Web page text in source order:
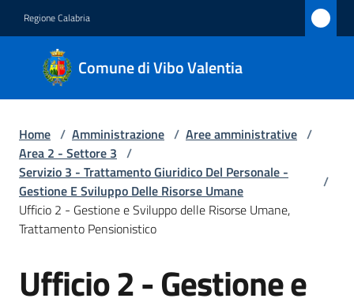
Regione Calabria
Comune di Vibo Valentia
Comune
di Vibo
Valentia
Amministrazione
Menu selezionato
Novità
Menu selezionato
Vivere
Home / Amministrazione / Aree amministrative /
Area 2 - Settore 3 /
Servizio 3 - Trattamento Giuridico Del Personale -
Gestione E Sviluppo Delle Risorse Umane
/
Ufficio 2 - Gestione e Sviluppo delle Risorse Umane,
Trattamento Pensionistico
Salta al contenuto
Ufficio 2 - Gestione e